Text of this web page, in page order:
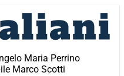
Maria Perrino
Marco Scotti